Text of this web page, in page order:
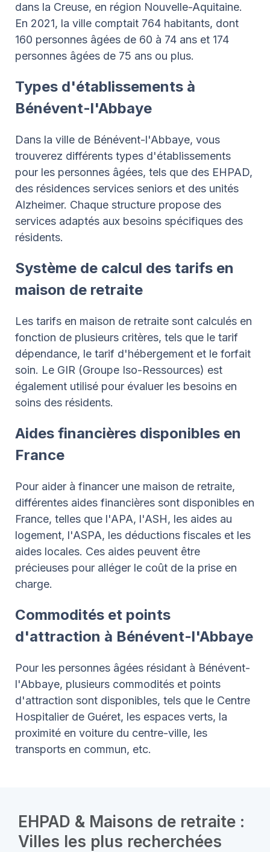
dans la Creuse, en région Nouvelle-Aquitaine.
En 2021, la ville comptait 764 habitants, dont
160 personnes âgées de 60 à 74 ans et 174
personnes âgées de 75 ans ou plus.
Types d'établissements à
Bénévent-l'Abbaye
Dans la ville de Bénévent-l'Abbaye, vous
trouverez différents types d'établissements
pour les personnes âgées, tels que des EHPAD,
des résidences services seniors et des unités
Alzheimer. Chaque structure propose des
services adaptés aux besoins spécifiques des
résidents.
Système de calcul des tarifs en
maison de retraite
Les tarifs en maison de retraite sont calculés en
fonction de plusieurs critères, tels que le tarif
dépendance, le tarif d'hébergement et le forfait
soin. Le GIR (Groupe Iso-Ressources) est
également utilisé pour évaluer les besoins en
soins des résidents.
Aides financières disponibles en
France
Pour aider à financer une maison de retraite,
différentes aides financières sont disponibles en
France, telles que l'APA, l'ASH, les aides au
logement, l'ASPA, les déductions fiscales et les
aides locales. Ces aides peuvent être
précieuses pour alléger le coût de la prise en
charge.
Commodités et points
d'attraction à Bénévent-l'Abbaye
Pour les personnes âgées résidant à Bénévent-
l'Abbaye, plusieurs commodités et points
d'attraction sont disponibles, tels que le Centre
Hospitalier de Guéret, les espaces verts, la
proximité en voiture du centre-ville, les
transports en commun, etc.
EHPAD & Maisons de retraite :
Villes les plus recherchées